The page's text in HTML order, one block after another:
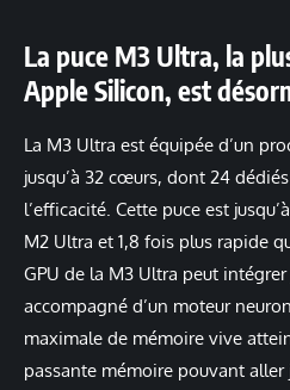
La puce M3 Ultra, la
Apple Silicon, est
La M3 Ultra est équipée d’un
jusqu’à 32 cœurs, dont 24
l’efficacité. Cette puce est
M2 Ultra et 1,8 fois plus rapide
GPU de la M3 Ultra peut
accompagné d’un moteur
maximale de mémoire vive
passante mémoire pouvant aller